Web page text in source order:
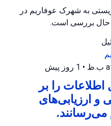
به شهرک عوفاریم در
حال بررسی است.
• 1 روز پیش
را بر
ارزیابی‌های